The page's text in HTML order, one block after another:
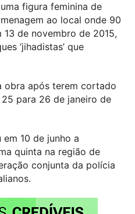
figura feminina de
ao local onde 90
de novembro de 2015,
‘jihadistas’ que
obra após terem cortado
para 26 de janeiro de
10 de junho a
quinta na região de
conjunta da polícia